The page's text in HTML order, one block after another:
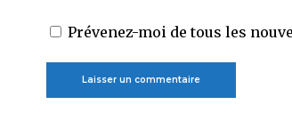
Prévenez-moi de tous les